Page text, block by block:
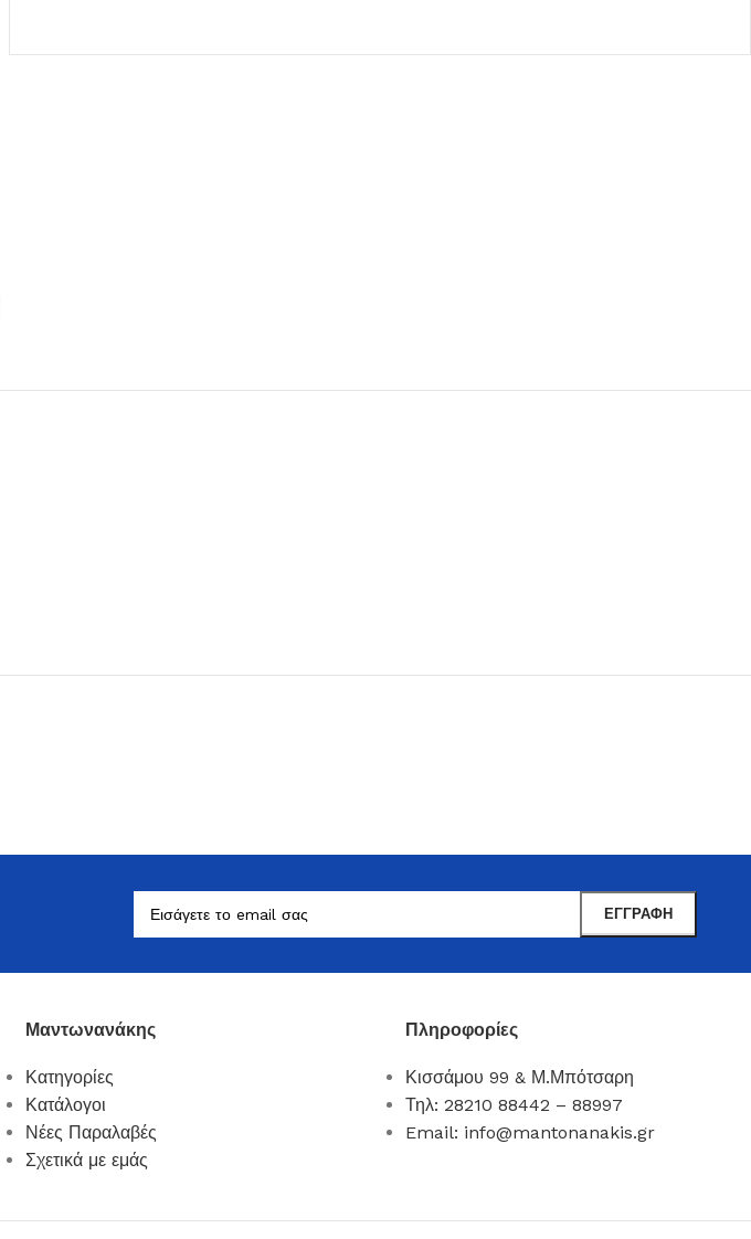
Επιτραπέζια Είδη
Ότι χρειάζεστε εδώ !
Μαντωνανάκης
Κατηγορίες
Κατάλογοι
Νέες Παραλαβές
Σχετικά με εμάς
Πληροφορίες
Κισσάμου 99 & Μ.Μπότσαρη
Τηλ: 28210 88442 – 88997
Email: info@mantonanakis.gr